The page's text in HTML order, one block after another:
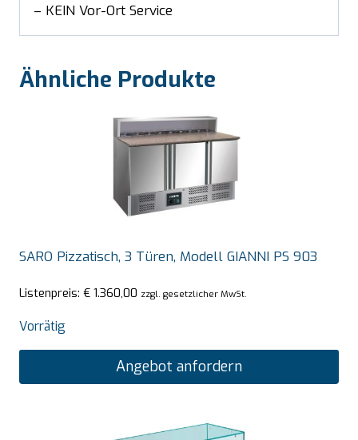
– KEIN Vor-Ort Service
Ähnliche Produkte
SARO Pizzatisch, 3 Türen, Modell GIANNI PS 903
Listenpreis: € 1.360,00 zzgl. gesetzlicher MwSt.
Vorrätig
Angebot anfordern